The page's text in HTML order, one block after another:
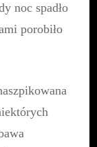
noc spadło
porobiło